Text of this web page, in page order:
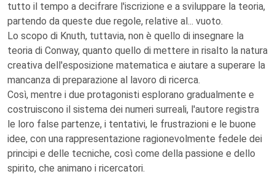
tutto il tempo a decifrare l'iscrizione e a sviluppare la teoria,
partendo da queste due regole, relative al... vuoto.
Lo scopo di Knuth, tuttavia, non è quello di insegnare la
teoria di Conway, quanto quello di mettere in risalto la natura
creativa dell'esposizione matematica e aiutare a superare la
mancanza di preparazione al lavoro di ricerca.
Così, mentre i due protagonisti esplorano gradualmente e
costruiscono il sistema dei numeri surreali, l'autore registra
le loro false partenze, i tentativi, le frustrazioni e le buone
idee, con una rappresentazione ragionevolmente fedele dei
principi e delle tecniche, così come della passione e dello
spirito, che animano i ricercatori.